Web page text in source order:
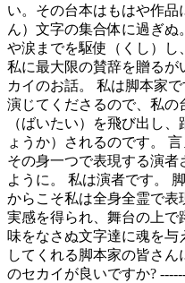
い。その台本はもはや作
ん）文字の集合体に過ぎぬ
や涙までを駆使（くし）し
私に最大限の賛辞を贈る
カイのお話。 私は脚本家
演じてくださるので、私の
（ばいたい）を飛び出し
ょうか）されるのです。
その身一つで表現する演
ように。 私は演者です。
からこそ私は全身全霊で表
実感を得られ、舞台の上で
味をなさぬ文字達に魂を与
してくれる脚本家の皆さん
のセカイが良いですか?